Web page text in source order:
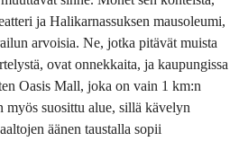
ja Halikarnassuksen mausoleumi,
arvoisia. Ne, jotka pitävät muista
ovat onnekkaita, ja kaupungissa
Oasis Mall, joka on vain 1 km:n
myös suosittu alue, sillä kävelyn
äänen taustalla sopii